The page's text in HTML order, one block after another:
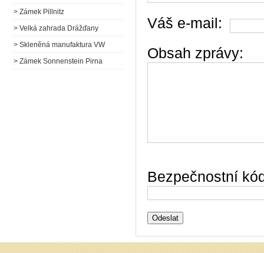
Váš e-mail:
Obsah zprávy:
Bezpečnostní
> Zámek Pillnitz
> Velká zahrada Drážďany
> Skleněná manufaktura VW
> Zámek Sonnenstein Pirna